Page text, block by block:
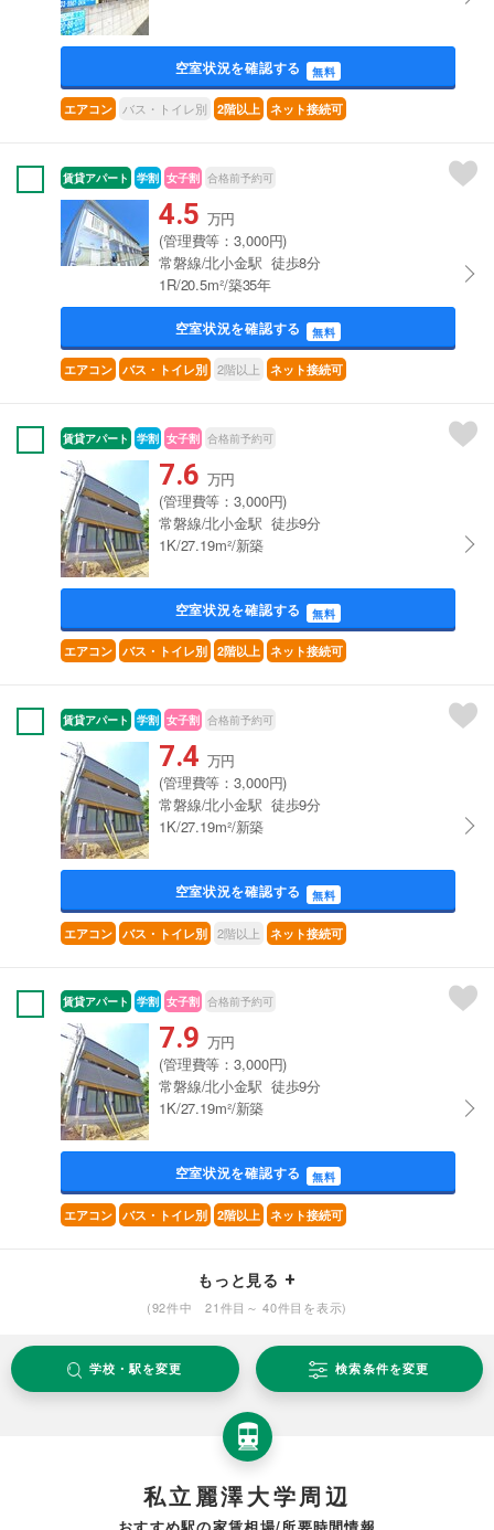
空室状況を確認する 無料
エアコン バス・トイレ別 2階以上 ネット接続可
賃貸アパート 学割 女子割 合格前予約可
4.5 万円
(管理費等：3,000円)
常磐線/北小金駅 徒歩8分
1R/20.5m²/築35年
空室状況を確認する 無料
エアコン バス・トイレ別 2階以上 ネット接続可
賃貸アパート 学割 女子割 合格前予約可
7.6 万円
(管理費等：3,000円)
常磐線/北小金駅 徒歩9分
1K/27.19m²/新築
空室状況を確認する 無料
エアコン バス・トイレ別 2階以上 ネット接続可
賃貸アパート 学割 女子割 合格前予約可
7.4 万円
(管理費等：3,000円)
常磐線/北小金駅 徒歩9分
1K/27.19m²/新築
空室状況を確認する 無料
エアコン バス・トイレ別 2階以上 ネット接続可
賃貸アパート 学割 女子割 合格前予約可
7.9 万円
(管理費等：3,000円)
常磐線/北小金駅 徒歩9分
1K/27.19m²/新築
空室状況を確認する 無料
エアコン バス・トイレ別 2階以上 ネット接続可
もっと見る
(92件中 21件目～ 40件目を表示)
学校・駅を変更 検索条件を変更
私立麗澤大学周辺